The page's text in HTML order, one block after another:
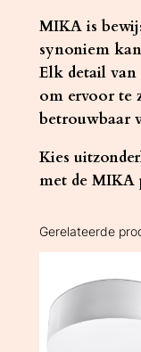
MIKA is
synoniem
Elk detail van
om ervoor te
betrouwbaar
Kies
met de MIKA
Gerelateerde